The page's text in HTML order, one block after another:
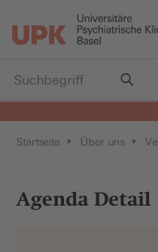
Startseite Über uns
Agenda Detail